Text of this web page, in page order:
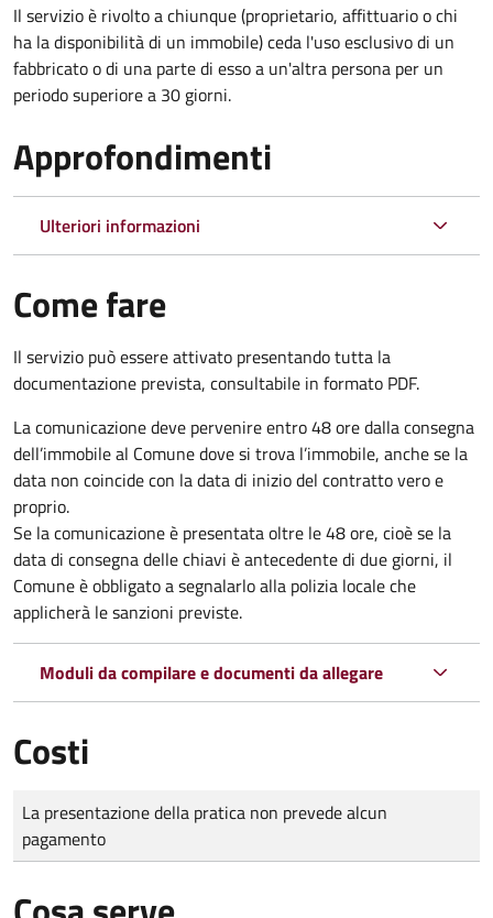
Il servizio è rivolto a chiunque (proprietario, affittuario o chi
ha la disponibilità di un immobile) ceda l'uso esclusivo di un
fabbricato o di una parte di esso a un'altra persona per un
periodo superiore a 30 giorni.
Approfondimenti
Ulteriori informazioni
Come fare
Il servizio può essere attivato presentando tutta la
documentazione prevista, consultabile in formato PDF.
La comunicazione deve pervenireentro 48 oredalla consegna
dell’immobile al Comune dove si trova l’immobile, anche se la
data non coincide con la data di inizio del contratto vero e
proprio.
Se la comunicazione è presentata oltre le 48 ore, cioè se la
data di consegna delle chiavi è antecedente di due giorni, il
Comune è obbligato a segnalarlo alla polizia locale che
applicherà le sanzioni previste.
Moduli da compilare e documenti da allegare
Costi
Tipo di pagamento
Importo
La presentazione della pratica non prevede alcun
pagamento